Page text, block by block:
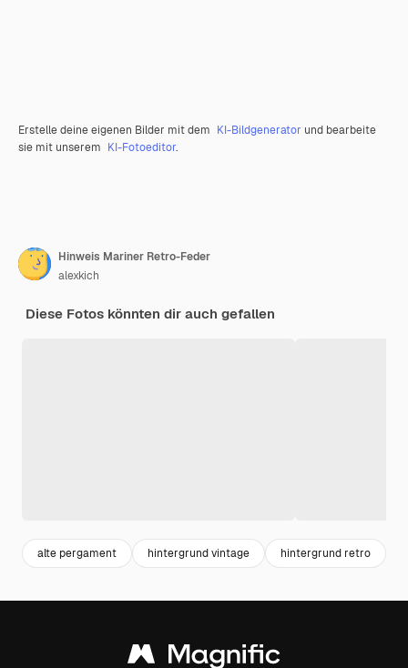
Erstelle deine eigenen Bilder mit dem KI-Bildgenerator und bearbeite
sie mit unserem KI-Fotoeditor.
Hinweis Mariner Retro-Feder
alexkich
Diese Fotos könnten dir auch gefallen
alte pergament hintergrund vintage hintergrund retro